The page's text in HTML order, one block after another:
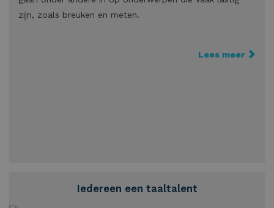
zijn, zoals breuken en meten.
Lees meer
Iedereen een taaltalent